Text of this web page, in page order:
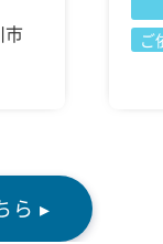
市 ご
ら ▸